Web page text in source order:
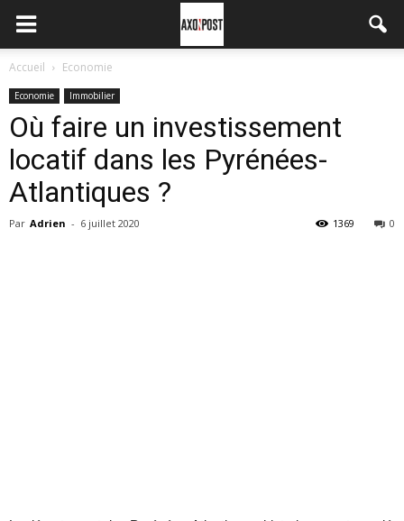
Accueil Economie
Economie Immobilier
Où faire un investissement
locatif dans les Pyrénées-
Atlantiques ?
Par Adrien - 6 juillet 2020 0
1369